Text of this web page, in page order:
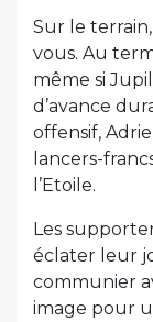
Sur le
vous. Au
même si
d’avance
offensif,
lancers-
l’Etoile.
Les
éclater leur
communier
image pour